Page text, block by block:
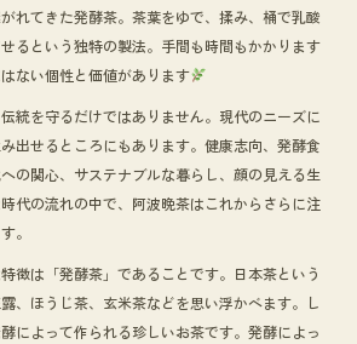
れてきた発酵茶。茶葉をゆで、揉み、桶で乳酸
るという独特の製法。手間も時間もかかります
ない個性と価値があります
統を守るだけではありません。現代のニーズに
出せるところにもあります。健康志向、発酵食
の関心、サステナブルな暮らし、顔の見える生
代の流れの中で、阿波晩茶はこれからさらに注
。
徴は「発酵茶」であることです。日本茶という
、ほうじ茶、玄米茶などを思い浮かべます。し
によって作られる珍しいお茶です。発酵によっ